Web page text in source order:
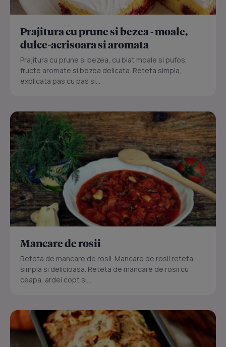
Prajitura cu prune si bezea - moale,
dulce-acrisoara si aromata
Prajitura cu prune si bezea, cu blat moale si pufos,
fructe aromate si bezea delicata. Reteta simpla,
explicata pas cu pas si...
Mancare de rosii
Reteta de mancare de rosii. Mancare de rosii reteta
simpla si delicioasa. Reteta de mancare de rosii cu
ceapa, ardei copt si...